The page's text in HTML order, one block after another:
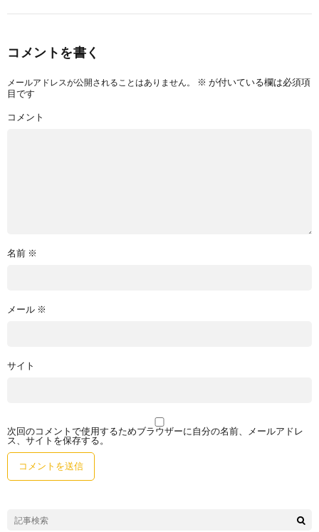
コメントを書く
メールアドレスが公開されることはありません。 ※ が付いている欄は必須項
目です
コメント
名前 ※
メール ※
サイト
次回のコメントで使用するためブラウザーに自分の名前、メールアドレ
ス、サイトを保存する。